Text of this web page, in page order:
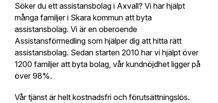
Söker du ett assistansbolag i Axvall? Vi har hjälpt
många familjer i Skara kommun att byta
assistansbolag. Vi är en oberoende
Assistansförmedling som hjälper dig att hitta rätt
assistansbolag. Sedan starten 2010 har vi hjälpt över
1200 familjer att byta bolag, vår kundnöjdhet ligger på
över 98%.
Vår tjänst är helt kostnadsfri och förutsättningslös.